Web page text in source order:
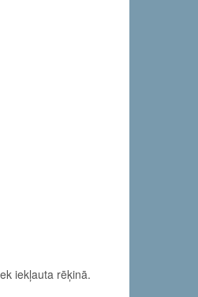
iekļauta rēķinā.